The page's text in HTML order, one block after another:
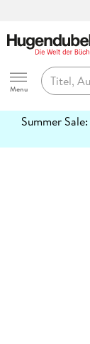
Hugendubel
Menu
Summer Sale:
erfahren